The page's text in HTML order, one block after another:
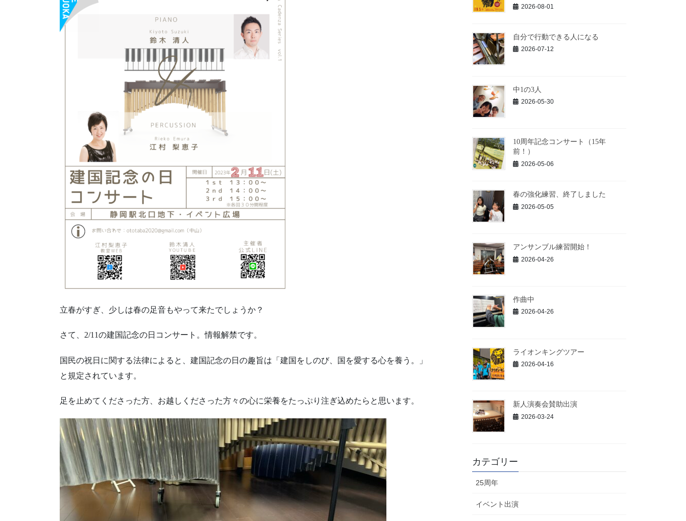
立春がすぎ、少しは春の足音もやって来たでしょうか？
さて、2/11の建国記念の日コンサート。情報解禁です。
国民の祝日に関する法律によると、建国記念の日の趣旨は「建国をしのび、国を愛する心を養う。」
と規定されています。
足を止めてくださった方、お越しくださった方々の心に栄養をたっぷり注ぎ込めたらと思います。
2026-08-01
自分で行動できる人になる
2026-07-12
中1の3人
2026-05-30
10周年記念コンサート（15年
前！）
2026-05-06
春の強化練習、終了しました
2026-05-05
アンサンブル練習開始！
2026-04-26
作曲中
2026-04-26
ライオンキングツアー
2026-04-16
新人演奏会賛助出演
2026-03-24
カテゴリー
25周年
イベント出演